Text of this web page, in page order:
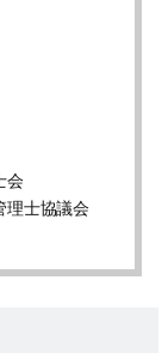
会
理士協議会